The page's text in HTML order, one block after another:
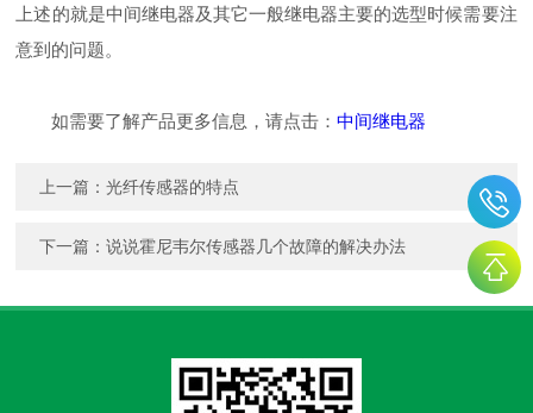
上述的就是中间继电器及其它一般继电器主要的选型时候需要注
意到的问题。
如需要了解产品更多信息，请点击：中间继电器
上一篇：光纤传感器的特点
下一篇：说说霍尼韦尔传感器几个故障的解决办法